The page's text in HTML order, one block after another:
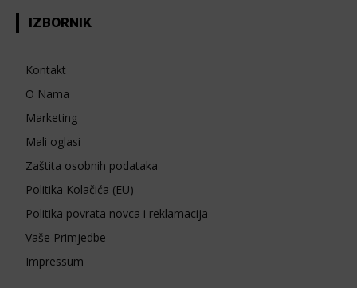
IZBORNIK
Kontakt
O Nama
Marketing
Mali oglasi
Zaštita osobnih podataka
Politika Kolačića (EU)
Politika povrata novca i reklamacija
Vaše Primjedbe
Impressum